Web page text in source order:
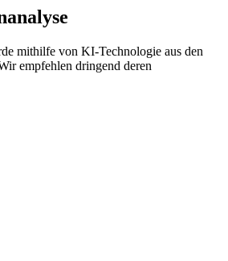
mithilfe von KI-Technologie aus den
empfehlen dringend deren